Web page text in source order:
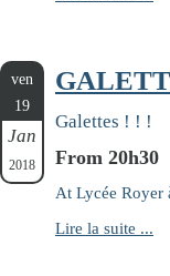
ven
19
Jan
2018
Galettes ! ! !
From 20h30
At Lycée Royer
Lire la suite ...